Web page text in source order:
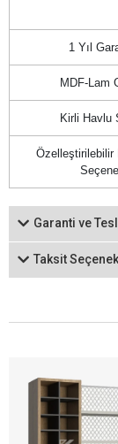
1 Yıl
MDF-Lam
Kirli Havlu
Özelleştirilebilir
Garanti ve
Taksit